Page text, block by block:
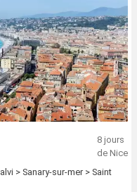
8 jours
de Nice
> Sanary-sur-mer > Saint